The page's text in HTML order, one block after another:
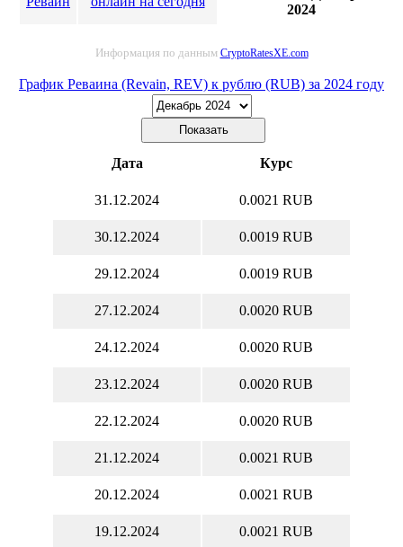
2024
Информация по данным CryptoRatesXE.com
График Реваина (Revain, REV) к рублю (RUB) за 2024 году
Дата Курс
31.12.2024 0.0021 RUB
30.12.2024 0.0019 RUB
29.12.2024 0.0019 RUB
27.12.2024 0.0020 RUB
24.12.2024 0.0020 RUB
23.12.2024 0.0020 RUB
22.12.2024 0.0020 RUB
21.12.2024 0.0021 RUB
20.12.2024 0.0021 RUB
19.12.2024 0.0021 RUB